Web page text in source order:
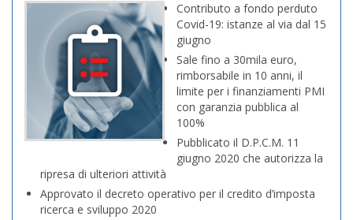
Contributo a fondo perduto
Covid-19: istanze al via dal 15
giugno
Sale fino a 30mila euro,
rimborsabile in 10 anni, il
limite per i finanziamenti PMI
con garanzia pubblica al
100%
Pubblicato il D.P.C.M. 11
giugno 2020 che autorizza la
ripresa di ulteriori attività
Approvato il decreto operativo per il credito d’imposta
ricerca e sviluppo 2020